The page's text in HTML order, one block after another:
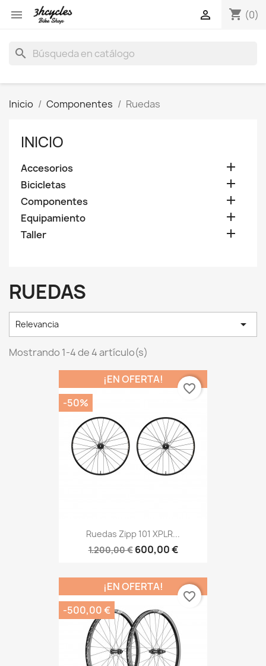
 shopping_cart (0)

search
Inicio Componentes Ruedas
INICIO
Accesorios 
Bicicletas 
Componentes 
Equipamiento 
Taller 
RUEDAS
Relevancia 
Mostrando 1-4 de 4 artículo(s)
Ruedas Zipp 101 XPLR...
1.200,00 € 600,00 €
¡EN OFERTA!
-50%
favorite_border
¡EN OFERTA!
-500,00 €
favorite_border